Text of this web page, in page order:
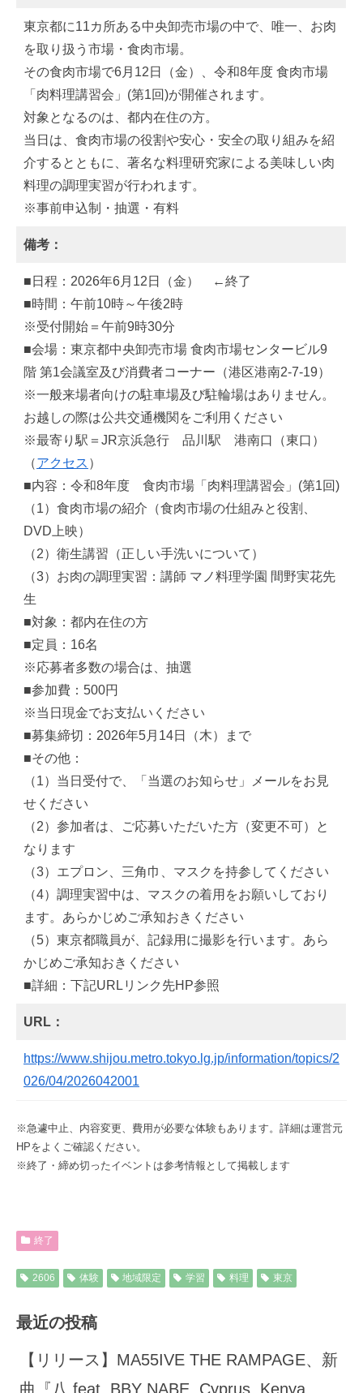
東京都に11カ所ある中央卸売市場の中で、唯一、お肉
を取り扱う市場・食肉市場。
その食肉市場で6月12日（金）、令和8年度 食肉市場
「肉料理講習会」(第1回)が開催されます。
対象となるのは、都内在住の方。
当日は、食肉市場の役割や安心・安全の取り組みを紹
介するとともに、著名な料理研究家による美味しい肉
料理の調理実習が行われます。
※事前申込制・抽選・有料
備考：
■日程：2026年6月12日（金） ←終了
■時間：午前10時～午後2時
※受付開始＝午前9時30分
■会場：東京都中央卸売市場 食肉市場センタービル9
階 第1会議室及び消費者コーナー（港区港南2-7-19）
※一般来場者向けの駐車場及び駐輪場はありません。
お越しの際は公共交通機関をご利用ください
※最寄り駅＝JR京浜急行 品川駅 港南口（東口）
（アクセス ）
■内容：令和8年度 食肉市場「肉料理講習会」(第1回)
（1）食肉市場の紹介（食肉市場の仕組みと役割、
DVD上映）
（2）衛生講習（正しい手洗いについて）
（3）お肉の調理実習：講師 マノ料理学園 間野実花先
生
■対象：都内在住の方
■定員：16名
※応募者多数の場合は、抽選
■参加費：500円
※当日現金でお支払いください
■募集締切：2026年5月14日（木）まで
■その他：
（1）当日受付で、「当選のお知らせ」メールをお見
せください
（2）参加者は、ご応募いただいた方（変更不可）と
なります
（3）エプロン、三角巾、マスクを持参してください
（4）調理実習中は、マスクの着用をお願いしており
ます。あらかじめご承知おきください
（5）東京都職員が、記録用に撮影を行います。あら
かじめご承知おきください
■詳細：下記URLリンク先HP参照
URL：
https://www.shijou.metro.tokyo.lg.jp/information/topics/2
026/04/2026042001
※急遽中止、内容変更、費用が必要な体験もあります。詳細は運営元
HPをよくご確認ください。
※終了・締め切ったイベントは参考情報として掲載します
終了
2606 体験 地域限定 学習 料理 東京
最近の投稿
【リリース】MA55IVE THE RAMPAGE、新
曲『八 feat. BBY NABE, Cyprus, Kenya